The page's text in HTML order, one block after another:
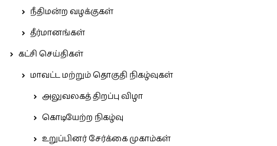
நீதிமன்ற வழக்குகள்
தீர்மானங்கள்
கட்சி செய்திகள்
மாவட்ட மற்றும் தொகுதி நிகழ்வுகள்
அலுவலகத் திறப்பு விழா
கொடியேற்ற நிகழ்வு
உறுப்பினர் சேர்க்கை முகாம்கள்